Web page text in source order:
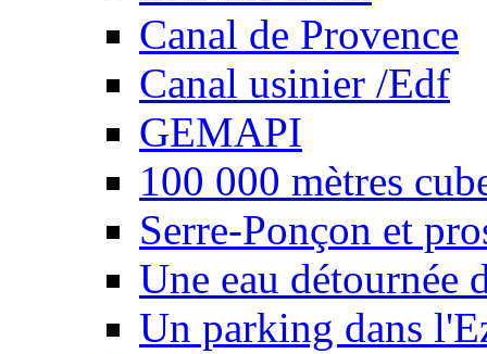
Canal de Provence
Canal usinier /Edf
GEMAPI
100 000 mètres
Serre-Ponçon et
Une eau détournée
Un parking dans